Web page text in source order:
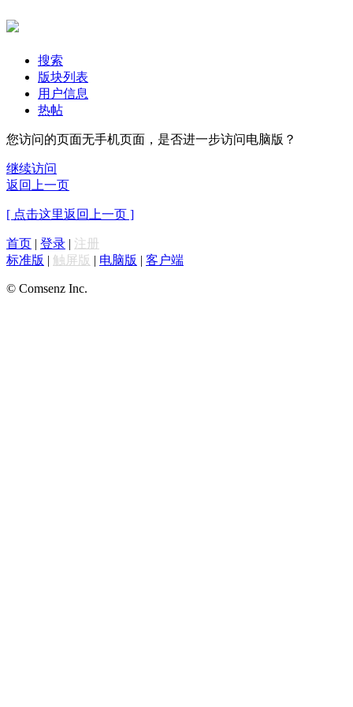
搜索
版块列表
用户信息
热帖
您访问的页面无手机页面，是否进一步访问电脑版？
继续访问
返回上一页
[ 点击这里返回上一页 ]
首页 | 登录 | 注册
标准版 | 触屏版 | 电脑版 | 客户端
© Comsenz Inc.